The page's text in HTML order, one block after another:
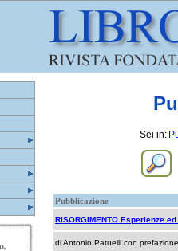
Sei in:
Pubblicazione
RISORGIMENTO Esperienze
di Antonio Patuelli con